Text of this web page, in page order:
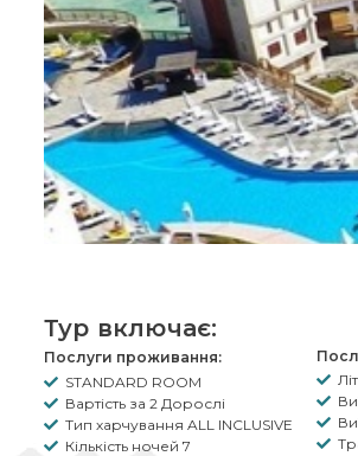
Тур включає:
Послуги проживання:
STANDARD ROOM
Вартість за 2 Дорослі
Тип харчування ALL INCLUSIVE
Кількість ночей 7